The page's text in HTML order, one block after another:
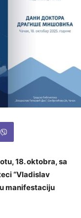
18. oktobra, sa
“Vladislav
manifestaciju